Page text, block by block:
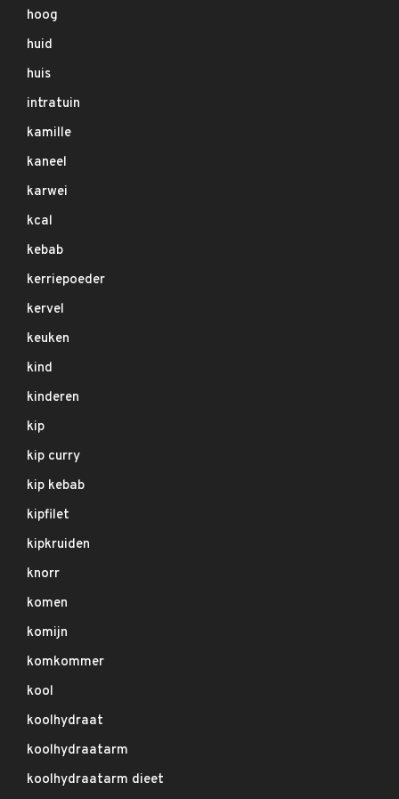
hoog
huid
huis
intratuin
kamille
kaneel
karwei
kcal
kebab
kerriepoeder
kervel
keuken
kind
kinderen
kip
kip curry
kip kebab
kipfilet
kipkruiden
knorr
komen
komijn
komkommer
kool
koolhydraat
koolhydraatarm
koolhydraatarm dieet